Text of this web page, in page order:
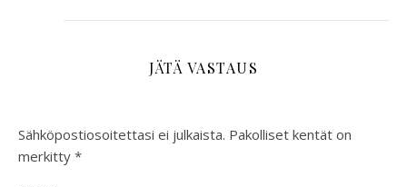
JÄTÄ VASTAUS
Sähköpostiosoitettasi ei julkaista. Pakolliset kentät on
merkitty *